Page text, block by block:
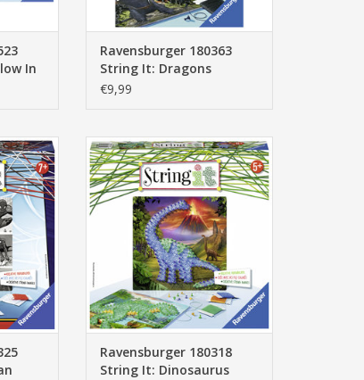
In
Ravensburger 180363
String It: Dragons
€9,99
It:
Ravensburger 180318 String It:
Dinosaurus
TOEVOEGEN AAN WINKELWAGEN
Ravensburger 180318
String It: Dinosaurus